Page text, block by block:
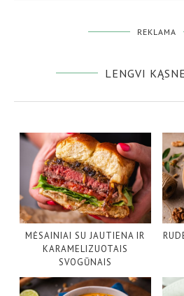
REKLAMA
LENGVI
MĖSAINIAI SU JAUTIENA IR
KARAMELIZUOTAIS
SVOGŪNAIS